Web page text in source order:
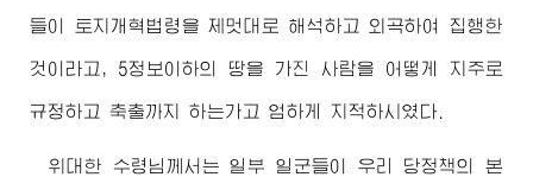
들이 토지개혁법령을 제멋대로 해석하고 외곡하여 집행한
것이라고, 5정보이하의 땅을 가진 사람을 어떻게 지주로
규정하고 축출까지 하는가고 엄하게 지적하시였다.
위대한 수령님께서 는 일부 일군들이 우리 당정책의 본